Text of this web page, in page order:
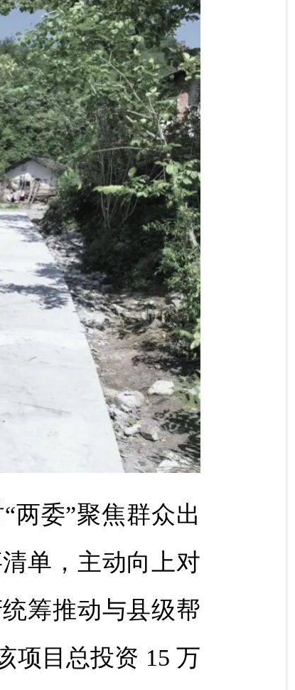
两委”聚焦群众出
单，主动向上对
筹推动与县级帮
项目总投资 15 万